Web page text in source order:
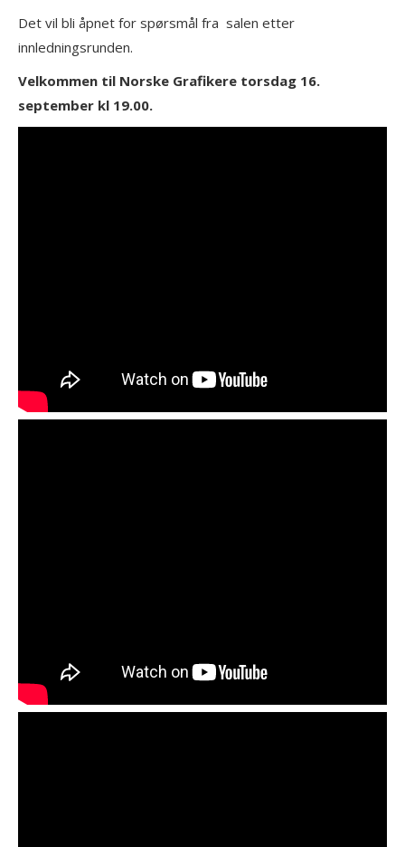
Det vil bli åpnet for spørsmål fra salen etter
innledningsrunden.
Velkommen til Norske Grafikere torsdag 16.
september kl 19.00.